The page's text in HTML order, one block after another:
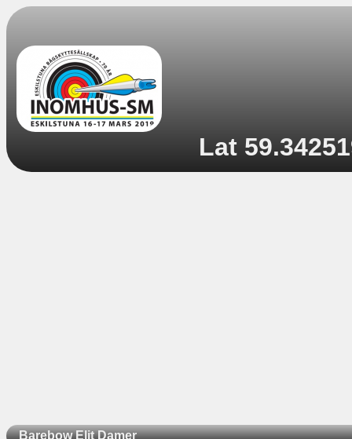
Lat
Barebow Elit Damer